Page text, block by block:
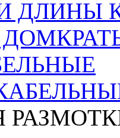
ДЛИНЫ